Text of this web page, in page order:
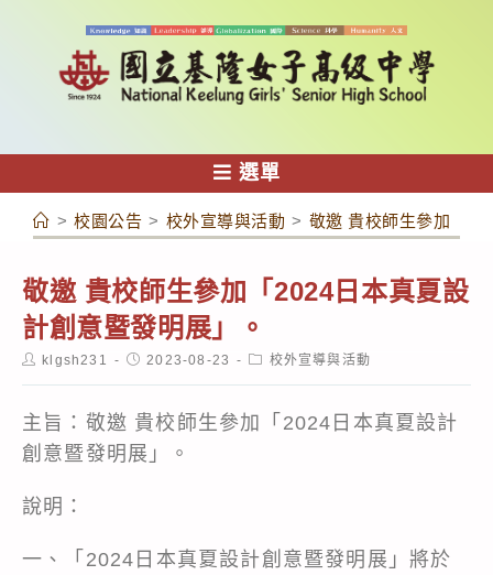
容
選單
> 校園公告 > 校外宣導與活動 > 敬邀 貴校師生參加「
敬邀 貴校師生參加「2024日本真夏設
計創意暨發明展」。
Postklgsh231
Post2023-08-23
Post校外宣導與活動
主旨：敬邀 貴校師生參加「2024日本真夏設計
創意暨發明展」。
說明：
一、「2024日本真夏設計創意暨發明展」將於